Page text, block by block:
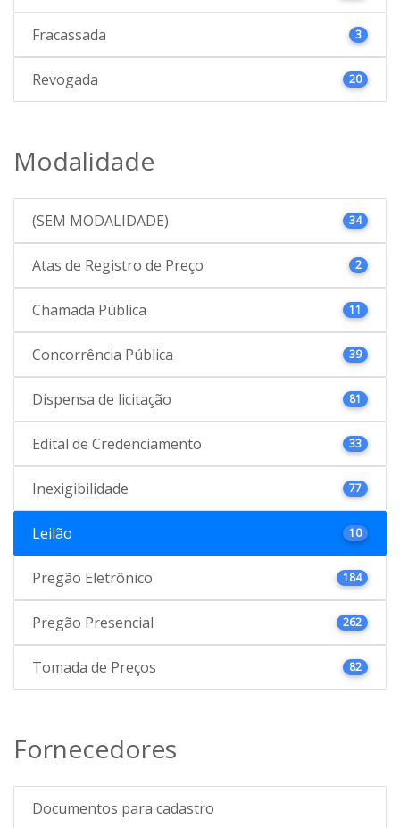
Fracassada 3
Revogada 20
Modalidade
(SEM MODALIDADE) 34
Atas de Registro de Preço 2
Chamada Pública 11
Concorrência Pública 39
Dispensa de licitação 81
Edital de Credenciamento 33
Inexigibilidade 77
Leilão 10
Pregão Eletrônico 184
Pregão Presencial 262
Tomada de Preços 82
Fornecedores
Documentos para cadastro